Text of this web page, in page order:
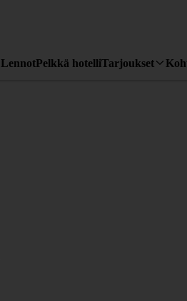
LennotPelkkä hotelliTarjoukset